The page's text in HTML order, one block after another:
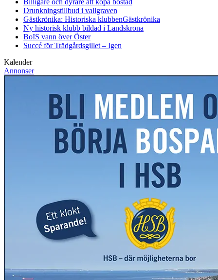
Drunkningstillbud i vallgraven
Gästkrönika: Historiska klubbenGästkrönika
Ny historisk klubb bildad i Landskrona
BoIS vann över Öster
Succé för Trädgårdsgillet – Igen
Kalender
Annonser